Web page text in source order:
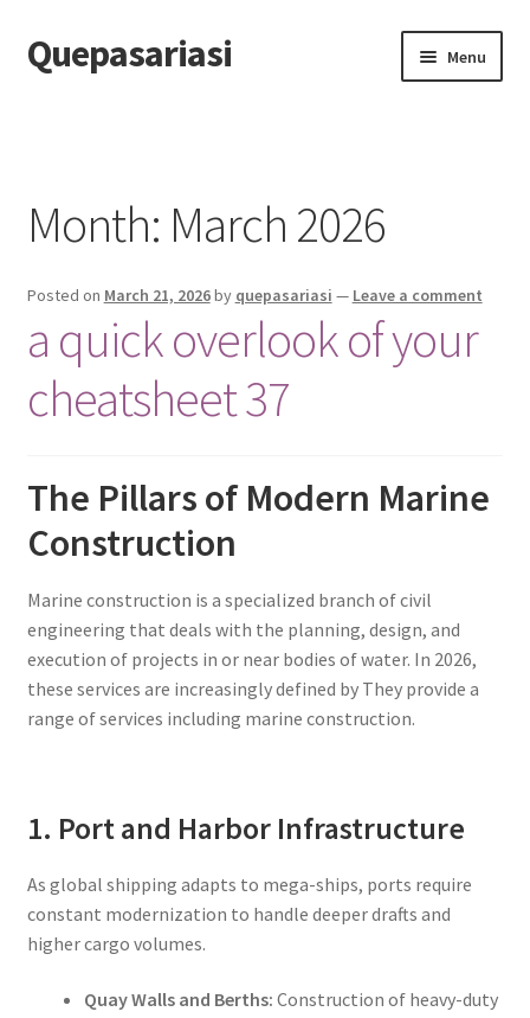
Skip
to
Skip
to
Quepasariasi Menu
Dmca Notice
Privacy Policy
Terms Of Use
Month: March 2026
Posted on March 21, 2026by quepasariasi — Leave a comment
a quick overlook of your
cheatsheet 37
The Pillars of Modern Marine
Construction
Marine construction is a specialized branch of civil
engineering that deals with the planning, design, and
execution of projects in or near bodies of water. In 2026,
these services are increasingly defined by They provide a
range of services including marine construction.
1. Port and Harbor Infrastructure
As global shipping adapts to mega-ships, ports require
constant modernization to handle deeper drafts and
higher cargo volumes.
Quay Walls and Berths: Construction of heavy-duty